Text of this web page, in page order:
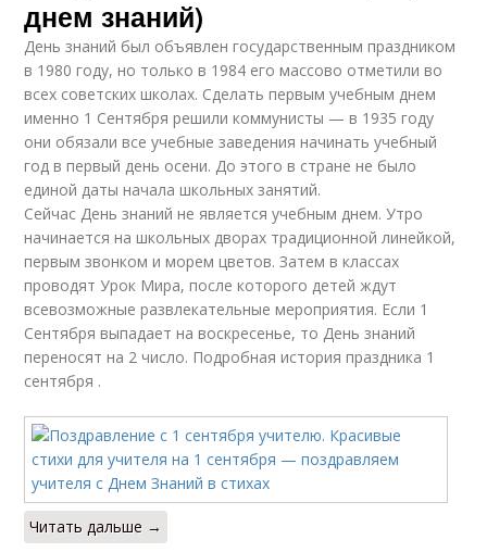
днем знаний)
День знаний был объявлен государственным праздником
в 1980 году, но только в 1984 его массово отметили во
всех советских школах. Сделать первым учебным днем
именно 1 Сентября решили коммунисты — в 1935 году
они обязали все учебные заведения начинать учебный
год в первый день осени. До этого в стране не было
единой даты начала школьных занятий.
Сейчас День знаний не является учебным днем. Утро
начинается на школьных дворах традиционной линейкой,
первым звонком и морем цветов. Затем в классах
проводят Урок Мира, после которого детей ждут
всевозможные развлекательные мероприятия. Если 1
Сентября выпадает на воскресенье, то День знаний
переносят на 2 число. Подробная история праздника 1
сентября .
Читать дальше →